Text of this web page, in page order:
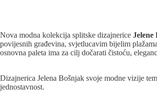
Nova modna kolekcija splitske dizajnerice Jelene
povijesnih građevina, svjetlucavim bijelim
osnovna paleta ima za cilj dočarati čistoću,
Dizajnerica Jelena Bošnjak svoje modne vizije
jednostavnost.